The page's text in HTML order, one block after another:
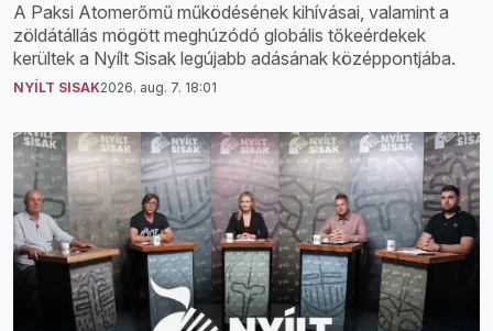
A Paksi Atomerőmű működésének kihívásai, valamint a
zöldátállás mögött meghúzódó globális tőkeérdekek
kerültek a Nyílt Sisak legújabb adásának középpontjába.
NYÍLT SISAK2026. aug. 7. 18:01